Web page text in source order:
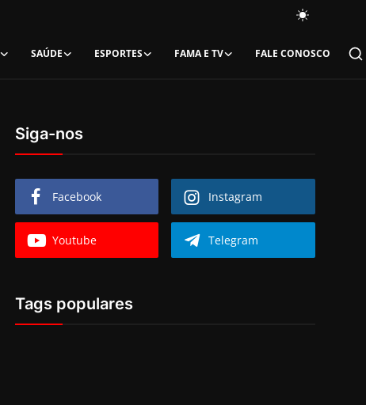
SAÚDE ESPORTES FAMA E TV FALE CONOSCO
Siga-nos
Facebook Instagram
Youtube Telegram
Tags populares